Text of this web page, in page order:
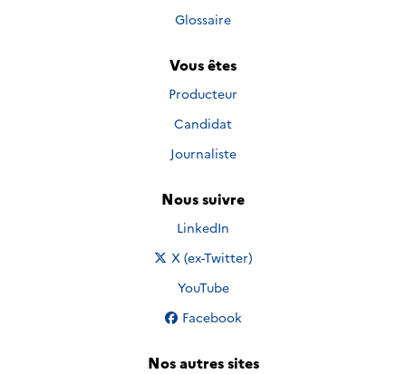
Glossaire
Vous êtes
Producteur
Candidat
Journaliste
Nous suivre
Nous suivre sur
LinkedIn
Nous suivre sur
X (ex-Twitter)
Nous suivre sur
YouTube
Nous suivre sur
Facebook
Nos autres sites